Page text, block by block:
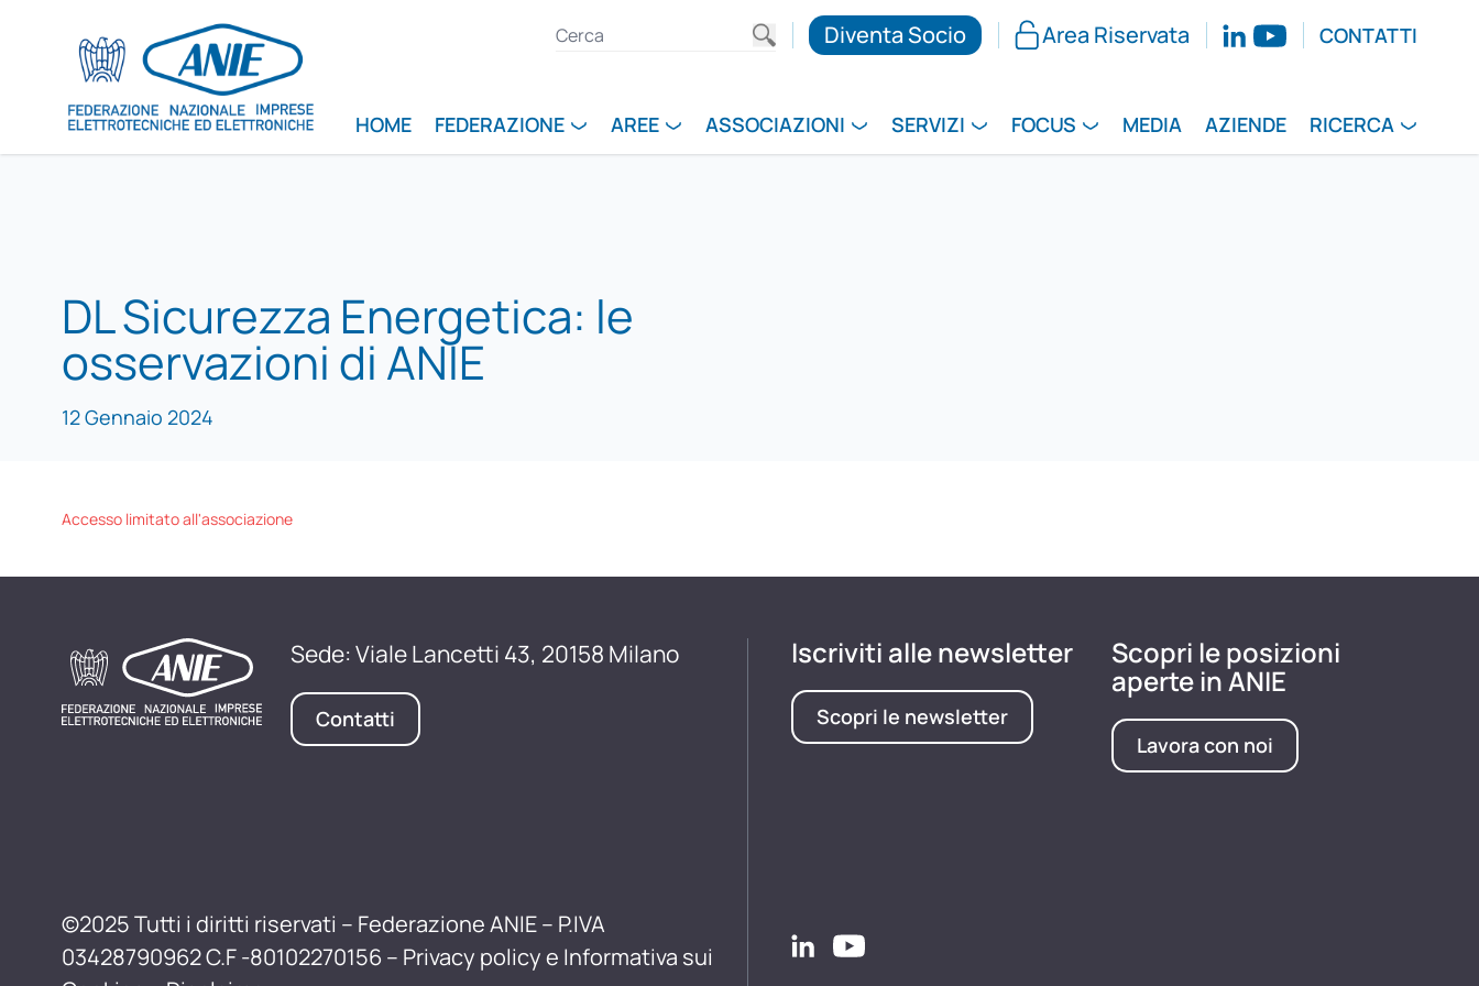
Diventa Socio Area Riservata CONTATTI
HOME FEDERAZIONE AREE ASSOCIAZIONI SERVIZI FOCUS MEDIA AZIENDE RICERCA
DL Sicurezza Energetica: le
osservazioni di ANIE
12 Gennaio 2024
Accesso limitato all'associazione
Sede: Viale Lancetti 43, 20158 Milano
Contatti
©2025 Tutti i diritti riservati – Federazione ANIE – P.IVA
03428790962 C.F -80102270156 – Privacy policy e Informativa sui
Iscriviti alle newsletter
Scopri le newsletter
Scopri le posizioni
aperte in ANIE
Lavora con noi